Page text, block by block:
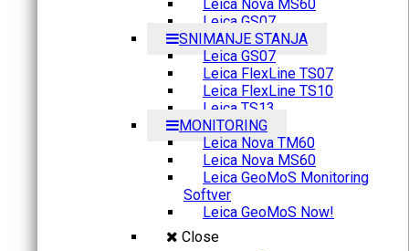
Leica Nova MS60
Leica GS07
SNIMANJE STANJA
Leica GS07
Leica FlexLine TS07
Leica FlexLine TS10
Leica TS13
MONITORING
Leica Nova TM60
Leica Nova MS60
Leica GeoMoS Monitoring
Softver
Leica GeoMoS Now!
Close